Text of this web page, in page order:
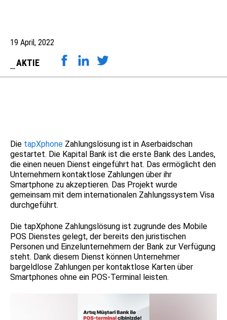
19 April, 2022
AKTIE
Die tapXphone Zahlungslösung ist in Aserbaidschan
gestartet. Die Kapital Bank ist die erste Bank des Landes,
die einen neuen Dienst eingeführt hat. Das ermöglicht den
Unternehmern kontaktlose Zahlungen über ihr
Smartphone zu akzeptieren. Das Projekt wurde
gemeinsam mit dem internationalen Zahlungssystem Visa
durchgeführt.
Die tapXphone Zahlungslösung ist zugrunde des Mobile
POS Dienstes gelegt, der bereits den juristischen
Personen und Einzelunternehmern der Bank zur Verfügung
steht. Dank diesem Dienst können Unternehmer
bargeldlose Zahlungen per kontaktlose Karten über
Smartphones ohne ein POS-Terminal leisten.